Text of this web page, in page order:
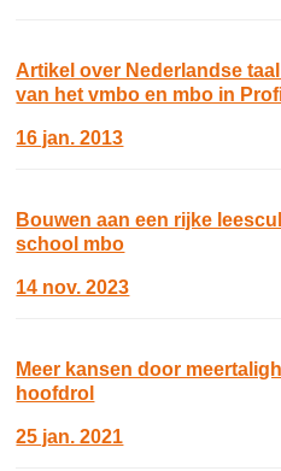
Artikel over Nederlandse
van het vmbo en mbo in
16 jan. 2013
Bouwen aan een rijke
school mbo
14 nov. 2023
Meer kansen door
hoofdrol
25 jan. 2021